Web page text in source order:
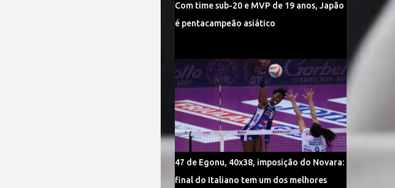
Com time sub-20 e MVP de 19 anos, Japão
é pentacampeão asiático
47 de Egonu, 40x38, imposição do Novara:
final do Italiano tem um dos melhores